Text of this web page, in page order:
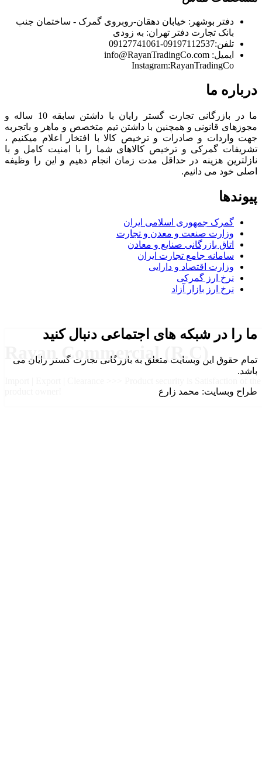
Rayan Commercial (R.C)
دفتر بوشهر: خیابان دهقان-روبروی گمرک - ساختمان جنب
بانک تجارت دفتر تهران: به زودی
تلفن:09197112537-09127741061
ایمیل: info@RayanTradingCo.com
Instagram:RayanTradingCo
درباره ما
ما در بازرگانی تجارت گستر رایان با داشتن سابقه 10 ساله و
مجوزهای قانونی و همچنین با داشتن تیم متخصص و ماهر و باتجربه
جهت واردات و صادرات و ترخیص کالا با افتخار اعلام میکنیم ،
تشریفات گمرکی و ترخیص کالاهای شما را با امنیت کامل و با
نازلترین هزینه در حداقل مدت زمان انجام دهیم و این را وظیفه
اصلی خود می دانیم.
پیوندها
گمرک جمهوری اسلامی ایران
وزارت صنعت و معدن و تجارت
اتاق بازرگانی صنایع و معادن
سامانه جامع تجارت ایران
وزارت اقتصاد و دارایی
نرخ ارز گمرکی
نرخ ارز بازار آزاد
ما را در شبکه های اجتماعی دنبال کنید
تمام حقوق این وبسایت متعلق به بازرگانی تجارت گستر رایان می
باشد.
طراح وبسایت: محمد زارع